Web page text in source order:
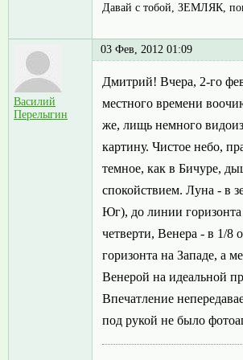
Давай с тобой, ЗЕМЛЯК,
Василий
Перелыгин
03 Фев, 2012 01:09
Дмитрий! Вчера, 2-го
местного времени
же, лищь немного
картину. Чистое небо,
темное, как в Бичуре,
спокойствием. Луна - в
Юг), до линии горизонта
четверти, Венера - в 1/8
горизонта на Западе, а
Венерой на идеальной
Впечатление
под рукой не было